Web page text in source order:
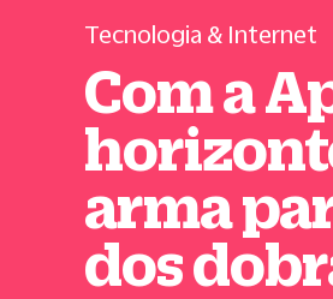
Tecnologia & Internet
Com a
arma
dos